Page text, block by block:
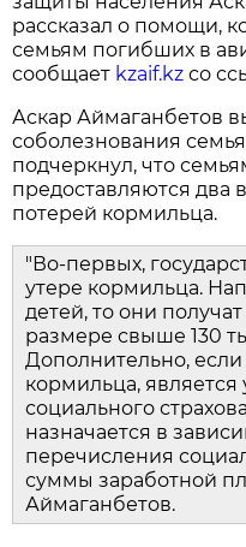
рассказал о помощи,
семьям погибших в
сообщает kzaif.kz со
Аскар Аймаганбетов
соболезнования
подчеркнул, что
предоставляются два
потерей кормильца.
"Во-первых,
утере кормильца.
детей, то они
размере свыше 130
Дополнительно,
кормильца,
социального
назначается в
перечисления
суммы заработной
Аймаганбетов.